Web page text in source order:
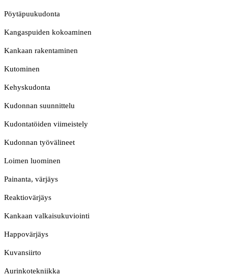
Pöytäpuukudonta
Kangaspuiden kokoaminen
Kankaan rakentaminen
Kutominen
Kehyskudonta
Kudonnan suunnittelu
Kudontatöiden viimeistely
Kudonnan työvälineet
Loimen luominen
Painanta, värjäys
Reaktiovärjäys
Kankaan valkaisukuviointi
Happovärjäys
Kuvansiirto
Aurinkotekniikka